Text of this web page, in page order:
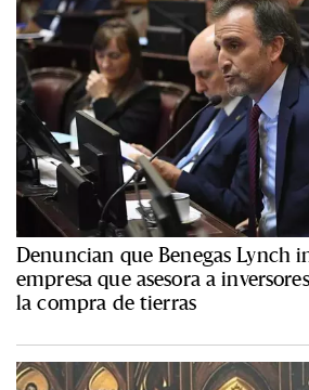
Denuncian que Benegas Lynch
empresa que asesora a
la compra de tierras